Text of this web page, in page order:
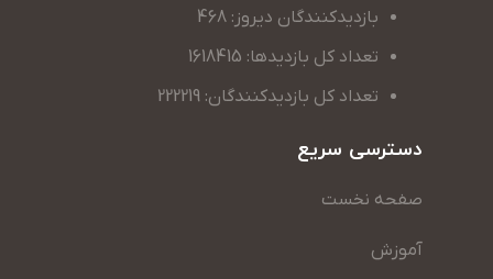
بازدیدکنندگان دیروز: 468
تعداد کل بازدیدها: 1618415
تعداد کل بازدیدکنندگان: 222219
دسترسی سریع
صفحه نخست
آموزش